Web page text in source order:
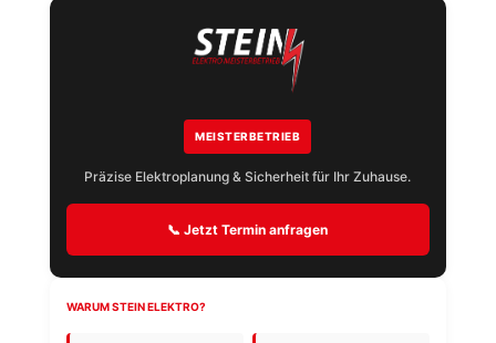
MEISTERBETRIEB
Präzise Elektroplanung & Sicherheit für Ihr Zuhause.
📞 Jetzt Termin anfragen
WARUM STEIN ELEKTRO?